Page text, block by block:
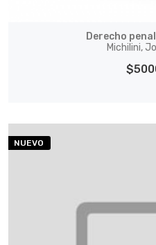
Derecho
Michilini,
NUEVO